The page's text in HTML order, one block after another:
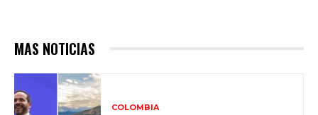
MAS NOTICIAS
COLOMBIA